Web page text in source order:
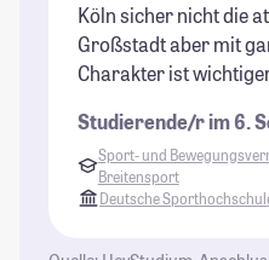
Köln sicher nicht die
Großstadt aber mit
Charakter ist
Studierende/r im 6.
Sport- und
Breitensport
Deutsche